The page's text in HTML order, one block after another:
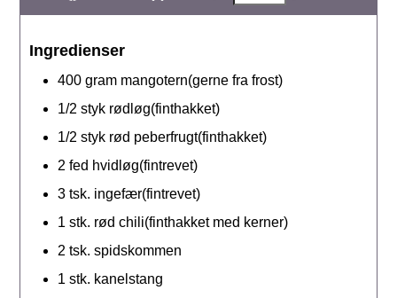
Ingredienser
400 gram mangotern(gerne fra frost)
1/2 styk rødløg(finthakket)
1/2 styk rød peberfrugt(finthakket)
2 fed hvidløg(fintrevet)
3 tsk. ingefær(fintrevet)
1 stk. rød chili(finthakket med kerner)
2 tsk. spidskommen
1 stk. kanelstang